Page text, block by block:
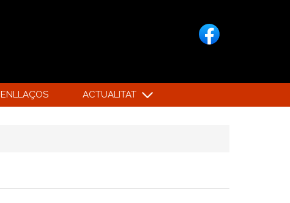
ENLLAÇOS ACTUALITAT